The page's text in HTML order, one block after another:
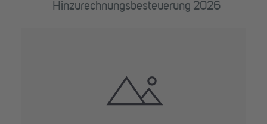
Hinzurechnungsbesteuerung 2026